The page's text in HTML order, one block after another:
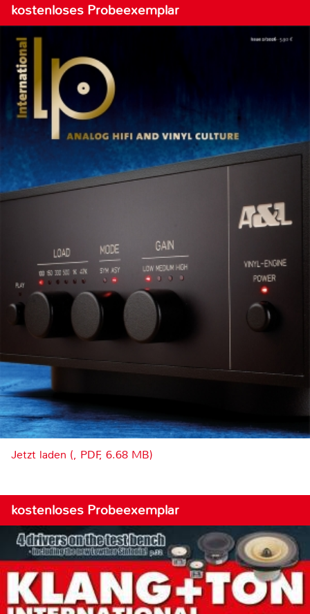
kostenloses Probeexemplar
Jetzt laden (, PDF, 6.68 MB)
kostenloses Probeexemplar